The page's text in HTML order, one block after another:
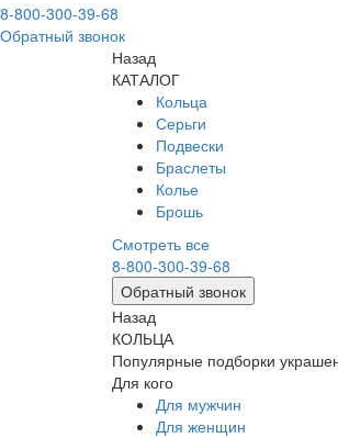
8-800-300-39-68
Обратный звонок
Назад
КАТАЛОГ
Кольца
Серьги
Подвески
Браслеты
Колье
Брошь
Смотреть все
8-800-300-39-68
Обратный звонок
Назад
КОЛЬЦА
Популярные подборки
Для кого
Для мужчин
Для женщин